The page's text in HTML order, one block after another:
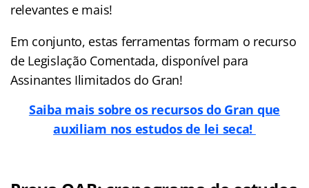
relevantes e mais!
Em conjunto, estas ferramentas formam o recurso
de Legislação Comentada, disponível para
Assinantes Ilimitados do Gran!
Saiba mais sobre os recursos do Gran que
auxiliam nos estudos de lei seca!